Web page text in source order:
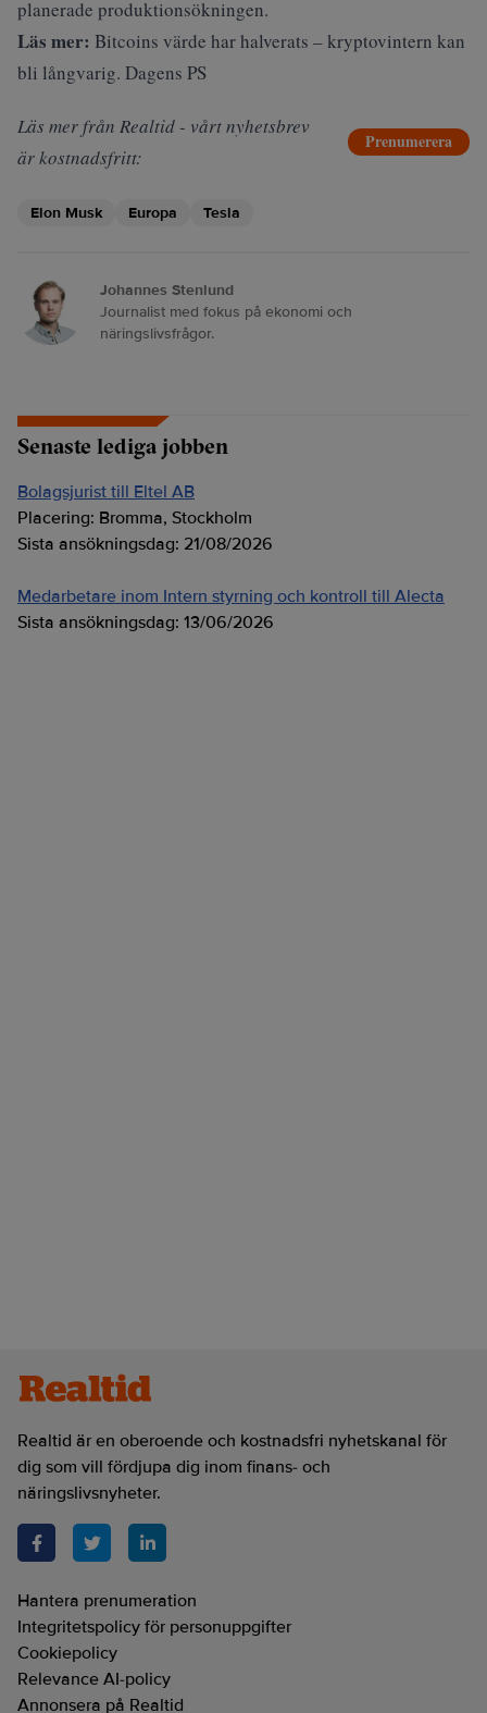
planerade produktionsökningen.
Läs mer: Bitcoins värde har halverats – kryptovintern kan
bli långvarig. Dagens PS
Läs mer från Realtid - vårt nyhetsbrev
är kostnadsfritt:
Prenumerera
Elon Musk Europa Tesla
Johannes Stenlund
Journalist med fokus på ekonomi och
näringslivsfrågor.
Senaste lediga jobben
Bolagsjurist till Eltel AB
Placering: Bromma, Stockholm
Sista ansökningsdag: 21/08/2026
Medarbetare inom Intern styrning och kontroll till Alecta
Sista ansökningsdag: 13/06/2026
Realtid är en oberoende och kostnadsfri nyhetskanal för
dig som vill fördjupa dig inom finans- och
näringslivsnyheter.
Hantera prenumeration
Integritetspolicy för personuppgifter
Cookiepolicy
Relevance AI-policy
Annonsera på Realtid